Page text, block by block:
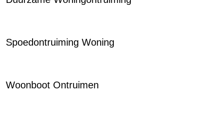
Spoedontruiming Woning
Woonboot Ontruimen